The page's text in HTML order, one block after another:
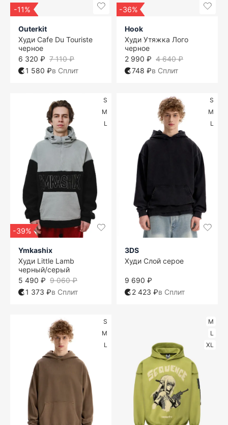
-11%
Outerkit
Худи Cafe Du Touriste
черное
7 110 ₽
6 320 ₽
1 580 ₽в Сплит
-36%
Hook
Худи Утяжка Лого
черное
4 640 ₽
2 990 ₽
748 ₽в Сплит
S
M
L
-39%
Ymkashix
Худи Little Lamb
черный/серый
9 060 ₽
5 490 ₽
1 373 ₽в Сплит
S
M
L
3DS
Худи Слой серое
9 690 ₽
2 423 ₽в Сплит
S
M
L
M
L
XL